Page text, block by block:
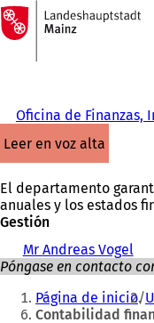
Saltar al contenido
A
la
página
Oficina de Finanzas,
leer en voz alta
El departamento
anuales y los estados
Gestión
Mr Andreas Vogel
Póngase en contacto
Estás
aquí:
Página de inicio
Contabilidad